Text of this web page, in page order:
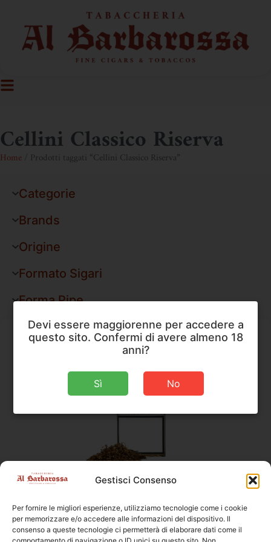
Gestisci Consenso
Per fornire le migliori esperienze, utilizziamo tecnologie come i cookie
per memorizzare e/o accedere alle informazioni del dispositivo. Il
consenso a queste tecnologie ci permetterà di elaborare dati come il
Cellini Classico Riserva
Home / Prodotti taggati “Cellini Classico Riserva”
Categorie
Brands
Origine
Formato Sigari
Forma Pipe
Cellini,Tabacco da Pipa
Cellini Classico Riserva
Peso
50 g
Devi essere maggiorenne per accedere a
questo sito. Confermi di avere almeno 18
anni?
Sì No